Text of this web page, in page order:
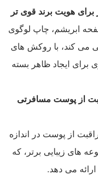
ابریشم، چاپ لوگوی
می کند، با روکش های
برای ایجاد ظاهر بسته
از پوست مسافرتی
از پوست در اندازه
های زیبایی برتر، که
می دهد.